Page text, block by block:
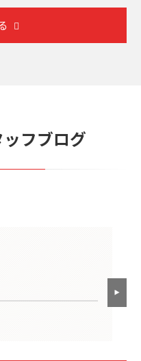
フブログ